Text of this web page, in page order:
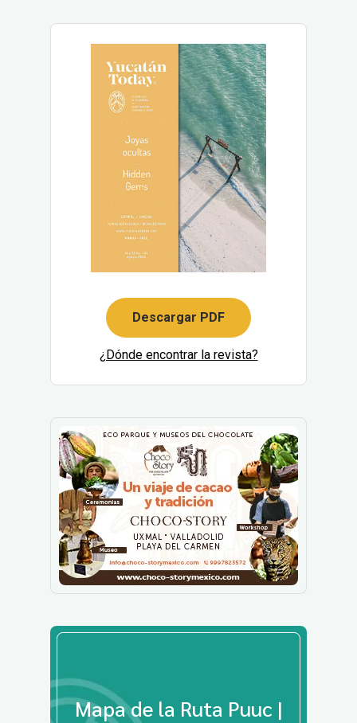
Descargar PDF
¿Dónde encontrar la revista?
Mapa de la Ruta Puuc |